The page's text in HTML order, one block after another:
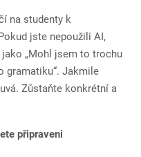
na studenty k
jste nepoužili AI,
jako „Mohl jsem to trochu
gramatiku“. Jakmile
Zůstaňte konkrétní a
připraveni